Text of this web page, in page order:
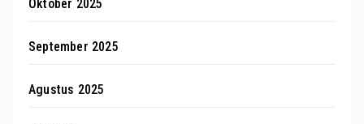
Oktober 2025
September 2025
Agustus 2025